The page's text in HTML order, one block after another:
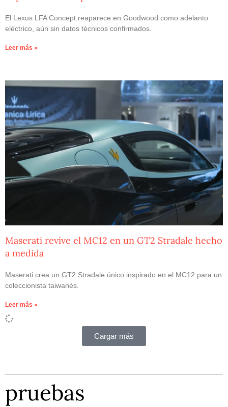
El Lexus LFA Concept reaparece en Goodwood como adelanto
eléctrico, aún sin datos técnicos confirmados.
Leer más »
Maserati revive el MC12 en un GT2 Stradale hecho
a medida
Maserati crea un GT2 Stradale único inspirado en el MC12 para un
coleccionista taiwanés.
Leer más »
Cargar más
pruebas